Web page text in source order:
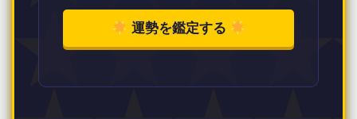
運勢を鑑定する